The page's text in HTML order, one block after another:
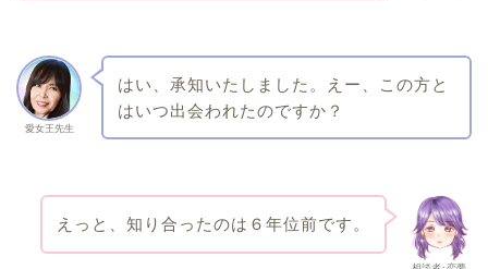
愛女王先生
はい、承知いたしました。えー、この方と
はいつ出会われたのですか？
えっと、知り合ったのは６年位前です。